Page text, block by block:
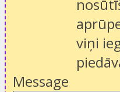
viņi
Message